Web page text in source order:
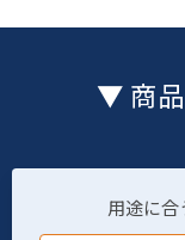
▼ 商
用途に合